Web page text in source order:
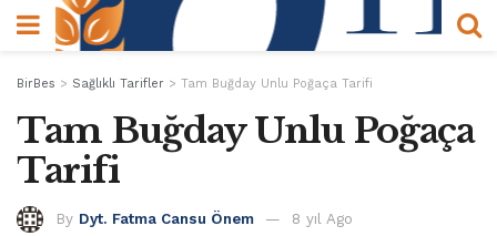
BirBes > Sağlıklı Tarifler > Tam Buğday Unlu Poğaça Tarifi
Tam Buğday Unlu Poğaça
Tarifi
By Dyt. Fatma Cansu Önem 8 yıl Ago